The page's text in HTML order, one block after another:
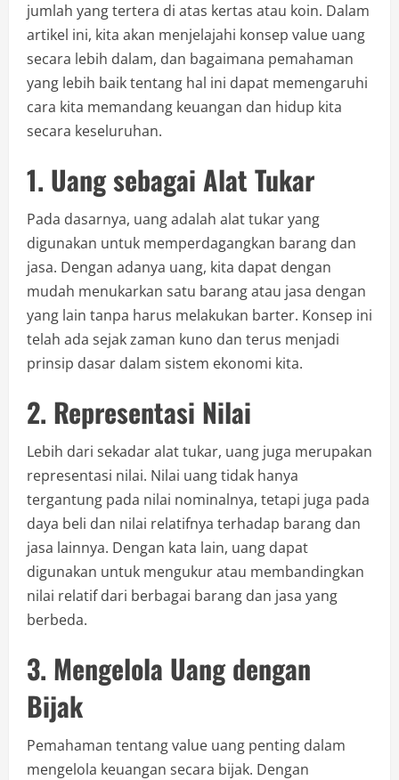
jumlah yang tertera di atas kertas atau koin. Dalam
artikel ini, kita akan menjelajahi konsep value uang
secara lebih dalam, dan bagaimana pemahaman
yang lebih baik tentang hal ini dapat memengaruhi
cara kita memandang keuangan dan hidup kita
secara keseluruhan.
1. Uang sebagai Alat Tukar
Pada dasarnya, uang adalah alat tukar yang
digunakan untuk memperdagangkan barang dan
jasa. Dengan adanya uang, kita dapat dengan
mudah menukarkan satu barang atau jasa dengan
yang lain tanpa harus melakukan barter. Konsep ini
telah ada sejak zaman kuno dan terus menjadi
prinsip dasar dalam sistem ekonomi kita.
2. Representasi Nilai
Lebih dari sekadar alat tukar, uang juga merupakan
representasi nilai. Nilai uang tidak hanya
tergantung pada nilai nominalnya, tetapi juga pada
daya beli dan nilai relatifnya terhadap barang dan
jasa lainnya. Dengan kata lain, uang dapat
digunakan untuk mengukur atau membandingkan
nilai relatif dari berbagai barang dan jasa yang
berbeda.
3. Mengelola Uang dengan
Bijak
Pemahaman tentang value uang penting dalam
mengelola keuangan secara bijak. Dengan